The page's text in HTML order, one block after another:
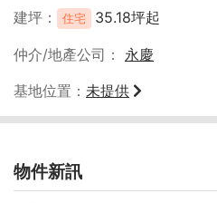
建坪
住宅 35.18坪起
仲介/地產公司
永慶
基地位置
未提供
物件新訊